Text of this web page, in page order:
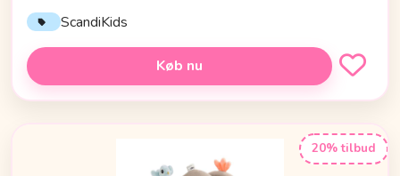
ScandiKids
Køb nu
20% tilbud